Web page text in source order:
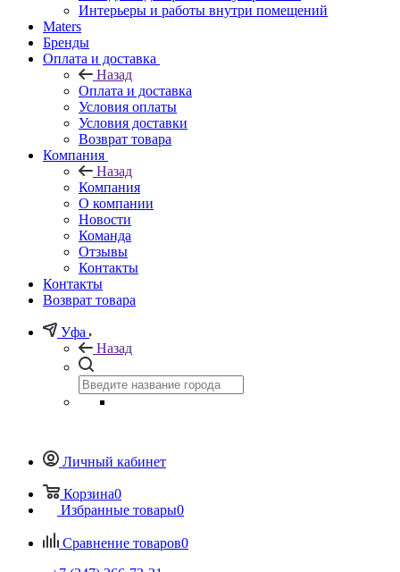
Интерьеры и работы внутри помещений
Maters
Бренды
Оплата и доставка
Назад
Оплата и доставка
Условия оплаты
Условия доставки
Возврат товара
Компания
Назад
Компания
О компании
Новости
Команда
Отзывы
Контакты
Контакты
Возврат товара
Уфа
Назад
Личный кабинет
Корзина0
Избранные товары0
Сравнение товаров0